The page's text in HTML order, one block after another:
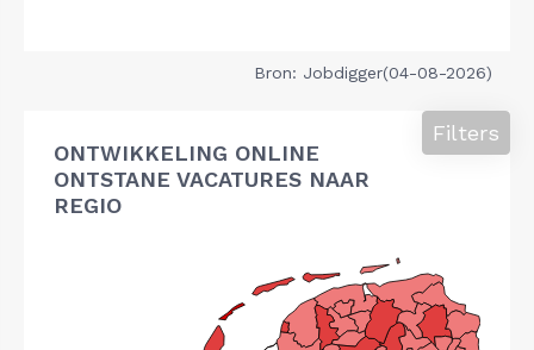
Bron: Jobdigger(04-08-2026)
ONTWIKKELING ONLINE
ONTSTANE VACATURES NAAR
REGIO
Filters